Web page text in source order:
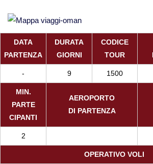
DATA
PARTENZA
DURATA
GIORNI
CODICE
TOUR
- 9 1500
MIN.
PARTE
CIPANTI
AEROPORTO
DI PARTENZA
2
OPERATIVO VOLI